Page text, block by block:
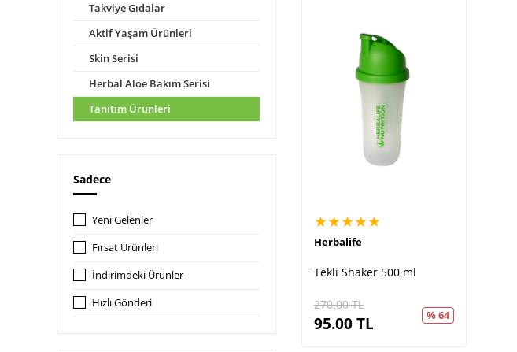
Takviye Gıdalar
Aktif Yaşam Ürünleri
Skin Serisi
Herbal Aloe Bakım Serisi
Tanıtım Ürünleri
Sadece
Yeni Gelenler
Fırsat Ürünleri
İndirimdeki Ürünler
Hızlı Gönderi
★★★★★
Herbalife
Tekli Shaker 500 ml
270.00TL
95.00TL % 64